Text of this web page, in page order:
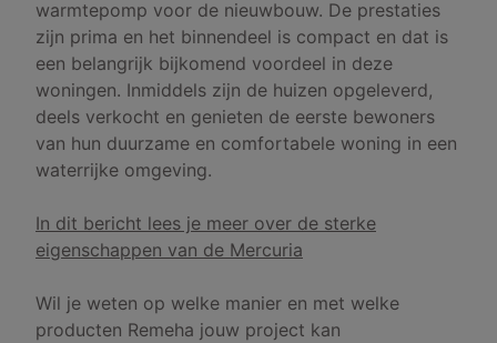
warmtepomp voor de nieuwbouw. De prestaties
zijn prima en het binnendeel is compact en dat is
een belangrijk bijkomend voordeel in deze
woningen. Inmiddels zijn de huizen opgeleverd,
deels verkocht en genieten de eerste bewoners
van hun duurzame en comfortabele woning in een
waterrijke omgeving.
In dit bericht lees je meer over de sterke
eigenschappen van de Mercuria
Wil je weten op welke manier en met welke
producten Remeha jouw project kan